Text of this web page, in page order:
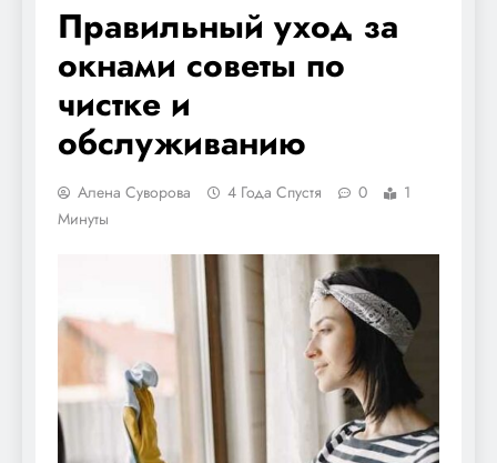
Правильный уход за
окнами советы по
чистке и
обслуживанию
Алена Суворова 4 Года Спустя 0
1
Минуты